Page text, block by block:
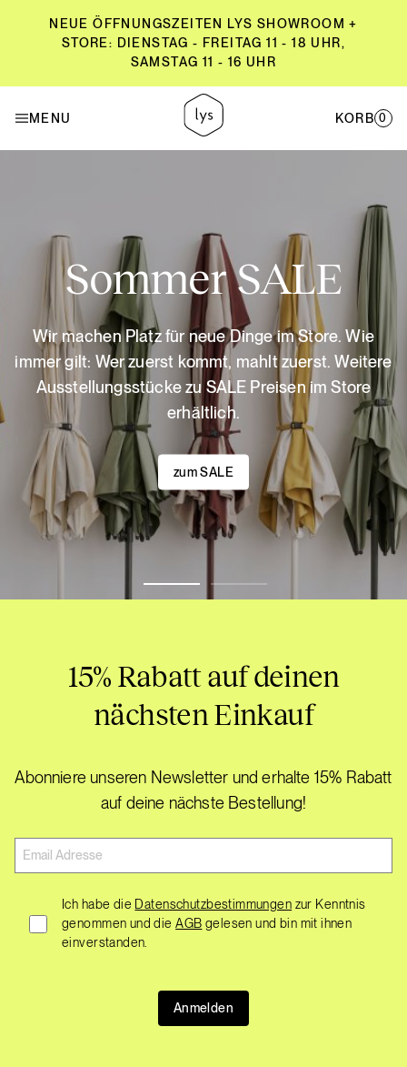
NEUE ÖFFNUNGSZEITEN LYS SHOWROOM +
STORE: DIENSTAG - FREITAG 11 - 18 UHR,
SAMSTAG 11 - 16 UHR
MENU KORB 0
STORE: DIENSTAG - FREITAG 11 - 18 UHR,
SAMSTAG 11 - 16 UHR
Sommer SALE
Wir machen Platz für neue Dinge im Store. Wie
immer gilt: Wer zuerst kommt, mahlt zuerst. Weitere
Ausstellungsstücke zu SALE Preisen im Store
erhältlich.
zum SALE
15% Rabatt auf deinen
nächsten Einkauf
Abonniere unseren Newsletter und erhalte 15% Rabatt
auf deine nächste Bestellung!
Ich habe die Datenschutzbestimmungen zur Kenntnis
genommen und dieAGB gelesen und bin mit ihnen
einverstanden.
Anmelden